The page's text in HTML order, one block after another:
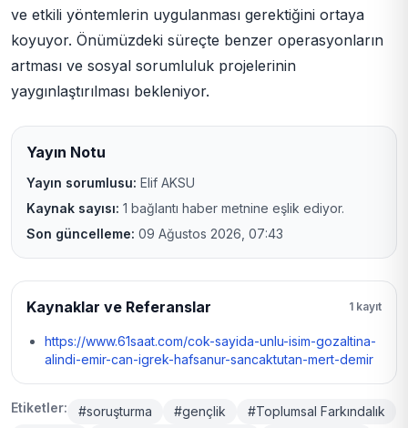
ve etkili yöntemlerin uygulanması gerektiğini ortaya
koyuyor. Önümüzdeki süreçte benzer operasyonların
artması ve sosyal sorumluluk projelerinin
yaygınlaştırılması bekleniyor.
Yayın Notu
Yayın sorumlusu: Elif AKSU
Kaynak sayısı: 1 bağlantı haber metnine eşlik ediyor.
Son güncelleme: 09 Ağustos 2026, 07:43
Kaynaklar ve Referanslar 1 kayıt
https://www.61saat.com/cok-sayida-unlu-isim-gozaltina-
alindi-emir-can-igrek-hafsanur-sancaktutan-mert-demir
Etiketler: #soruşturma #gençlik
#Toplumsal Farkındalık